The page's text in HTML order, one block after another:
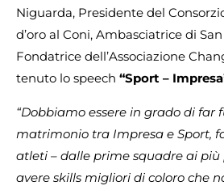
Niguarda, Presidente del
d’oro al Coni, Ambasciatrice di
Fondatrice dell’Associazione
tenuto lo speech “Sport –
“Dobbiamo essere in grado di far
matrimonio tra Impresa e Sport,
atleti – dalle prime squadre ai più
avere skills migliori di coloro che